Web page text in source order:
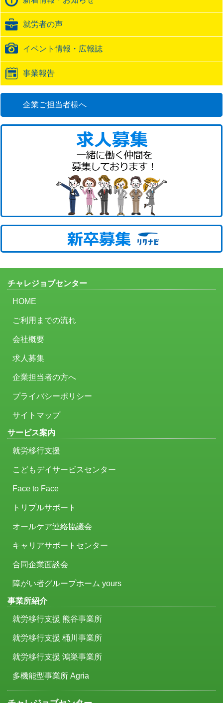
ッ
ク
URL就労者の声
イベント情報・広報誌
事業報告
企業ご担当者様へ
チャレジョブセンター
HOME
ご利用までの流れ
会社概要
求人募集
企業担当者の方へ
プライバシーポリシー
サイトマップ
サービス案内
就労移行支援
こどもデイサービスセンター
Face to Face
トリプルサポート
オールケア連絡協議会
キャリアサポートセンター
合同企業面談会
障がい者グループホーム yours
事業所紹介
就労移行支援 熊谷事業所
就労移行支援 桶川事業所
就労移行支援 鴻巣事業所
多機能型事業所 Agria